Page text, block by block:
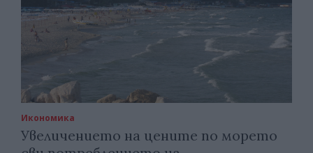
Икономика
Увеличението на цените по морето